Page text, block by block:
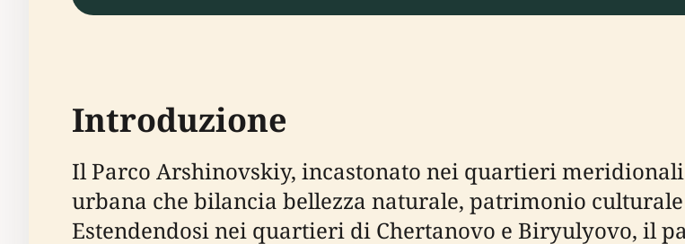
Introduzione
Il Parco Arshinovskiy, incastonato nei quartieri
urbana che bilancia bellezza naturale, patrimonio
Estendendosi nei quartieri di Chertanovo e Biryulyovo, il